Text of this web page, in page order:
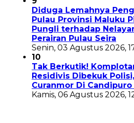
Diduga Lemahnya
Pulau Provinsi Maluku
Pungli terhadap
Perairan Pulau Seira
Senin, 03 Agustus 2026,
10
Tak Berkutik!
Residivis Dibekuk
Curanmor Di
Kamis, 06 Agustus 2026,